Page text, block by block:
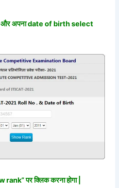
और अपना date of birth select
पर क्लिक करना होगा |